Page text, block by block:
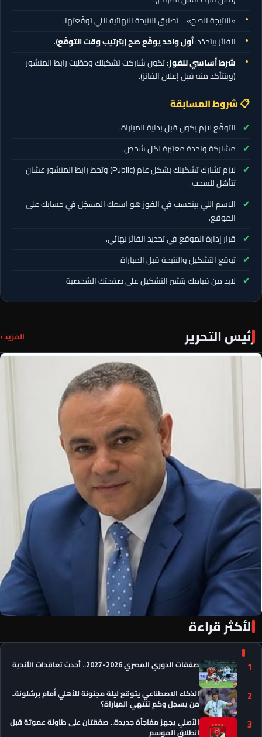
«النتيجة الصح» = تطابق النتيجة النهائية اللي توقّعتها.
الفائز بيتحدّد:أول واحد يوقّع صح (بترتيب وقت التوقّع).
شرط أساسي للفوز:تكون شاركت تشكيلك وحطّيت رابط المنشور
(وبنتأكد منه قبل إعلان الفائز).
📋 شروط المسابقة
التوقّع لازم يكون قبل بداية المباراة.
مشاركة واحدة معتبرة لكل شخص.
لازم تشارك تشكيلك بشكل عام (Public) وتحط رابط المنشور عشان
تتأهّل للسحب.
الاسم اللي بيتحسب في الفوز هو اسمك المسجّل في حسابك على
الموقع.
قرار إدارة الموقع في تحديد الفائز نهائي.
توقع التشكيل والنتيجة قبل المباراة
لابد من قيامك بتشير التشكيل على صفحتك الشخصية
رئيس التحرير المزيد ‹
«الأهلي فور يو» لكل أهلاوي في كل مكان
الأكثر قراءة
1 صفقات الدوري المصري 2026-2027.. أحدث تعاقدات الأندية
2 الذكاء الاصطناعي يتوقع ليلة مجنونة للأهلي أمام برشلونة..
من يسجل وكم تنتهي المباراة؟
3 الأهلي يجهز مفاجأة جديدة.. صفقتان على طاولة عموتة قبل
انطلاق الموسم